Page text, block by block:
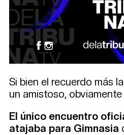
Si bien el recuerdo más
un amistoso,
El único encuentro
atajaba para Gimnasia